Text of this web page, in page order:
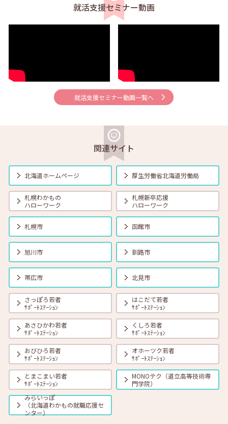
在職者
2026年04月01日(水) 在職者
【オンライン】4月23日（木）就職活動のススメ方 14:00～14:30
【釧路・対面】4月24日（金）就勝塾 応募書類の書き方 13:30～14:30
在職者
【函館・対面】4月27日（月）就勝塾 自己分析・自分を振り返ってみ
よう！ 13:30～14:30
就活支援セミナー動画
就活支援セミナー動画一覧へ
関連サイト
北海道ホームページ 厚生労働省北海道労働局
札幌わかもの
ハローワーク
札幌新卒応援
ハローワーク
札幌市 函館市
旭川市 釧路市
帯広市 北見市
さっぽろ若者
ｻﾎﾟｰﾄｽﾃｰｼｮﾝ
はこだて若者
ｻﾎﾟｰﾄｽﾃｰｼｮﾝ
あさひかわ若者
ｻﾎﾟｰﾄｽﾃｰｼｮﾝ
くしろ若者
ｻﾎﾟｰﾄｽﾃｰｼｮﾝ
おびひろ若者
ｻﾎﾟｰﾄｽﾃｰｼｮﾝ
オホーツク若者
ｻﾎﾟｰﾄｽﾃｰｼｮﾝ
とまこまい若者
ｻﾎﾟｰﾄｽﾃｰｼｮﾝ
MONOテク（道立高等技術専
門学院）
みらいっぽ
（北海道わかもの就職応援セ
ンター）